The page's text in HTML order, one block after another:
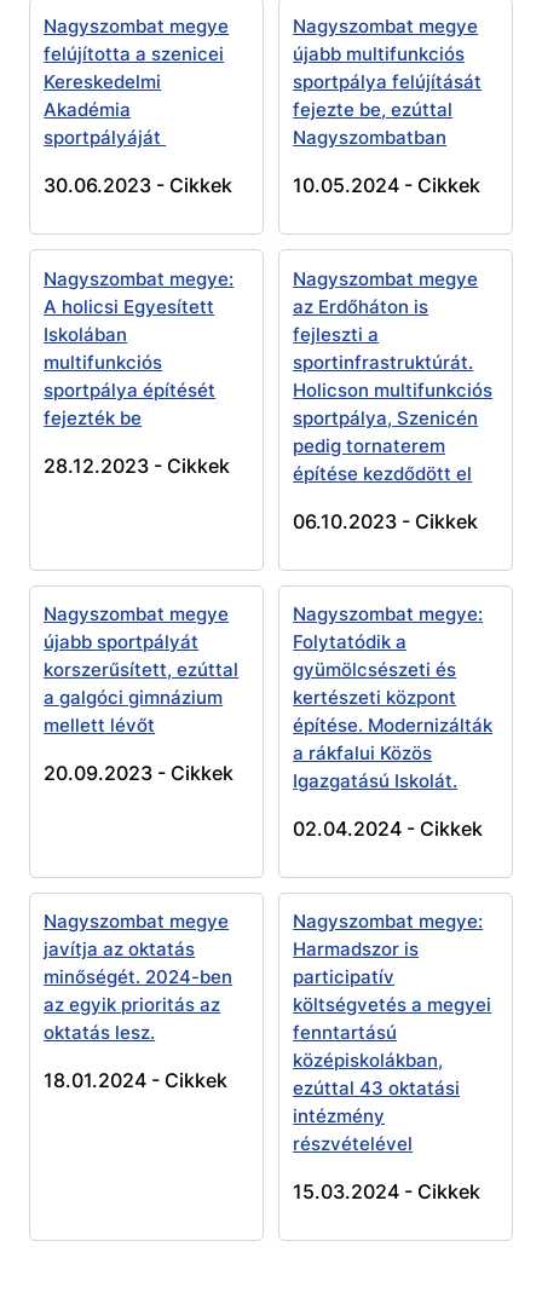
Nagyszombat megye
felújította a szenicei
Kereskedelmi
Akadémia
sportpályáját
30.06.2023 - Cikkek
Nagyszombat megye
újabb multifunkciós
sportpálya felújítását
fejezte be, ezúttal
Nagyszombatban
10.05.2024 - Cikkek
Nagyszombat megye:
A holicsi Egyesített
Iskolában
multifunkciós
sportpálya építését
fejezték be
28.12.2023 - Cikkek
Nagyszombat megye
az Erdőháton is
fejleszti a
sportinfrastruktúrát.
Holicson multifunkciós
sportpálya, Szenicén
pedig tornaterem
építése kezdődött el
06.10.2023 - Cikkek
Nagyszombat megye
újabb sportpályát
korszerűsített, ezúttal
a galgóci gimnázium
mellett lévőt
20.09.2023 - Cikkek
Nagyszombat megye:
Folytatódik a
gyümölcsészeti és
kertészeti központ
építése. Modernizálták
a rákfalui Közös
Igazgatású Iskolát.
02.04.2024 - Cikkek
Nagyszombat megye
javítja az oktatás
minőségét. 2024-ben
az egyik prioritás az
oktatás lesz.
18.01.2024 - Cikkek
Nagyszombat megye:
Harmadszor is
participatív
költségvetés a megyei
fenntartású
középiskolákban,
ezúttal 43 oktatási
intézmény
részvételével
15.03.2024 - Cikkek